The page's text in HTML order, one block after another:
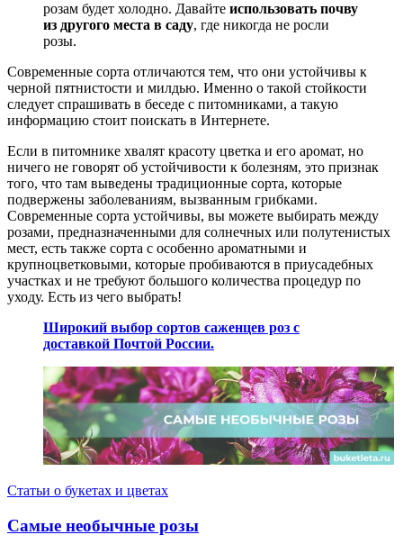
розам будет холодно. Давайте использовать почву
из другого места в саду, где никогда не росли
розы.
Современные сорта отличаются тем, что они устойчивы к
черной пятнистости и милдью. Именно о такой стойкости
следует спрашивать в беседе с питомниками, а такую ​​
информацию стоит поискать в Интернете.
Если в питомнике хвалят красоту цветка и его аромат, но
ничего не говорят об устойчивости к болезням, это признак
того, что там выведены традиционные сорта, которые
подвержены заболеваниям, вызванным грибками.
Современные сорта устойчивы, вы можете выбирать между
розами, предназначенными для солнечных или полутенистых
мест, есть также сорта с особенно ароматными и
крупноцветковыми, которые пробиваются в приусадебных
участках и не требуют большого количества процедур по
уходу. Есть из чего выбрать!
Широкий выбор сортов саженцев роз с
доставкой Почтой России.
Статьи о букетах и цветах
Самые необычные розы